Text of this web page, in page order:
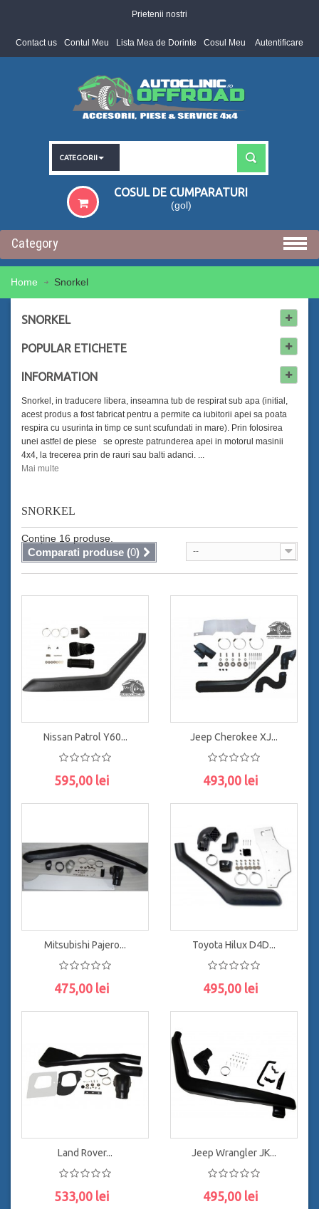
Prietenii nostri
Contact us Contul Meu Lista Mea de Dorinte Cosul Meu Autentificare
CATEGORII
COSUL DE CUMPARATURI
(gol)
Category
Home Snorkel
SNORKEL
POPULAR ETICHETE
INFORMATION
Snorkel, in traducere libera, inseamna tub de respirat sub apa (initial,
acest produs a fost fabricat pentru a permite ca iubitorii apei sa poata
respira cu usurinta in timp ce sunt scufundati in mare). Prin folosirea
unei astfel de piese se opreste patrunderea apei in motorul masinii
4x4, la trecerea prin de rauri sau balti adanci. ...
Mai multe
SNORKEL
Conține 16 produse.
--
Comparati produse (0)
Nissan Patrol Y60...
595,00 lei
Jeep Cherokee XJ...
493,00 lei
Mitsubishi Pajero...
475,00 lei
Toyota Hilux D4D...
495,00 lei
Land Rover...
533,00 lei
Jeep Wrangler JK...
495,00 lei